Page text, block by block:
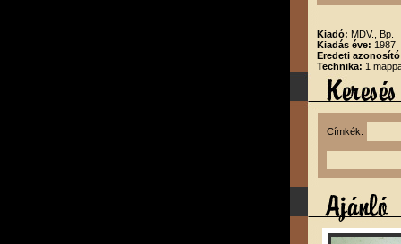
Kiadó: MDV., Bp.
Kiadás éve: 1987
Eredeti
Technika: 1
Címkék: